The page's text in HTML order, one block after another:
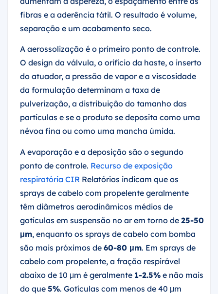
fibras e a aderência tátil. O resultado é volume,
separação e um acabamento seco.
A aerossolização é o primeiro ponto de controle.
O design da válvula, o orifício da haste, o inserto
do atuador, a pressão de vapor e a viscosidade
da formulação determinam a taxa de
pulverização, a distribuição do tamanho das
partículas e se o produto se deposita como uma
névoa fina ou como uma mancha úmida.
A evaporação e a deposição são o segundo
ponto de controle. Recurso de exposição
respiratória CIR Relatórios indicam que os
sprays de cabelo com propelente geralmente
têm diâmetros aerodinâmicos médios de
gotículas em suspensão no ar em torno de 25-50
μm, enquanto os sprays de cabelo com bomba
são mais próximos de 60-80 μm. Em sprays de
cabelo com propelente, a fração respirável
abaixo de 10 μm é geralmente 1-2.5% e não mais
do que 5%. Gotículas com menos de 40 μm